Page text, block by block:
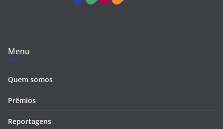
Menu
Quem somos
Prêmios
Reportagens